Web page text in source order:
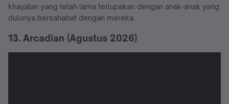
khayalan yang telah lama terlupakan dengan anak-anak yang
dulunya bersahabat dengan mereka.
13. Arcadian (Agustus 2026)